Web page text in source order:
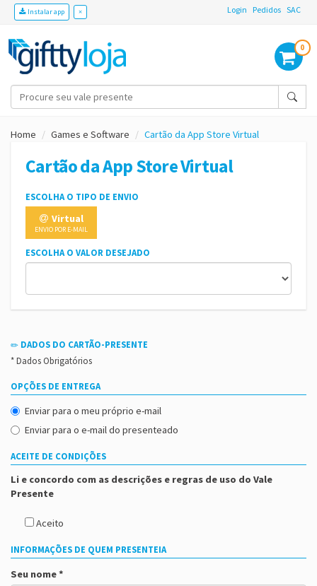
Instalar app × Login Pedidos SAC
0
Home Games e Software Cartão da App Store Virtual
Cartão da App Store Virtual
ESCOLHA O TIPO DE ENVIO
Virtual
ENVIO POR E-MAIL
ESCOLHA O VALOR DESEJADO
DADOS DO CARTÃO-PRESENTE
* Dados Obrigatórios
OPÇÕES DE ENTREGA
Enviar para o meu próprio e-mail
Enviar para o e-mail do presenteado
ACEITE DE CONDIÇÕES
Li e concordo com as descrições e regras de uso do Vale
Presente
Aceito
INFORMAÇÕES DE QUEM PRESENTEIA
Seu nome *